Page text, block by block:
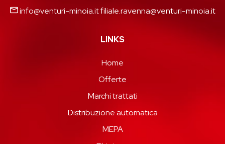
info@venturi-minoia.itfiliale.ravenna@venturi-minoia.it
LINKS
Home
Offerte
Marchi trattati
Distribuzione automatica
MEPA